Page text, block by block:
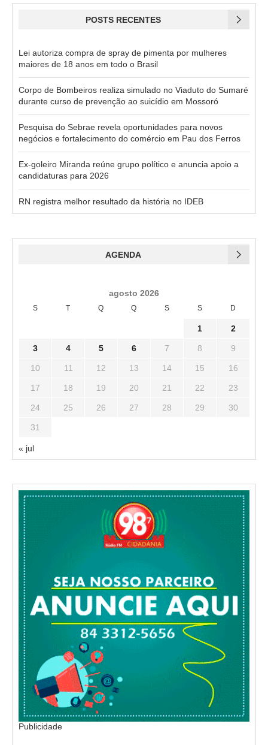
POSTS RECENTES
Lei autoriza compra de spray de pimenta por mulheres
maiores de 18 anos em todo o Brasil
Corpo de Bombeiros realiza simulado no Viaduto do Sumaré
durante curso de prevenção ao suicídio em Mossoró
Pesquisa do Sebrae revela oportunidades para novos
negócios e fortalecimento do comércio em Pau dos Ferros
Ex-goleiro Miranda reúne grupo político e anuncia apoio a
candidaturas para 2026
RN registra melhor resultado da história no IDEB
AGENDA
agosto 2026
S T Q Q S S D
1 2
3 4 5 6 7 8 9
10 11 12 13 14 15 16
17 18 19 20 21 22 23
24 25 26 27 28 29 30
31
« jul
Publicidade